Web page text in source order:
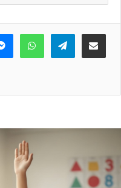
Messenger
WhatsApp